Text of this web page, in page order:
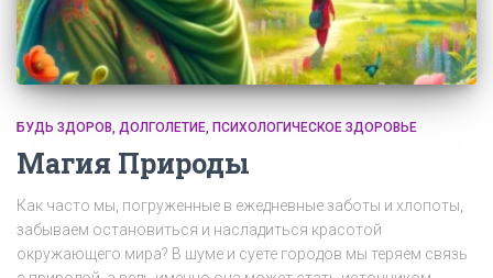
БУДЬ ЗДОРОВ ДОЛГОЛЕТИЕ ПСИХОЛОГИЧЕСКОЕ ЗДОРОВЬЕ
Магия Природы
Как часто мы, погруженные в ежедневные заботы и хлопоты,
забываем остановиться и насладиться красотой
окружающего мира? В шуме и суете городов мы теряем связь